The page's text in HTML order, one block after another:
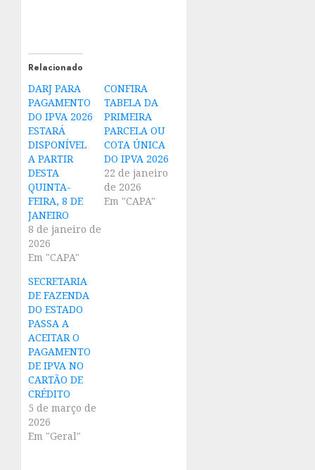
Relacionado
DARJ PARA
PAGAMENTO
DO IPVA 2026
ESTARÁ
DISPONÍVEL
A PARTIR
DESTA
QUINTA-
FEIRA, 8 DE
JANEIRO
8 de janeiro de
2026
Em "CAPA"
CONFIRA
TABELA DA
PRIMEIRA
PARCELA OU
COTA ÚNICA
DO IPVA 2026
22 de janeiro
de 2026
Em "CAPA"
SECRETARIA
DE FAZENDA
DO ESTADO
PASSA A
ACEITAR O
PAGAMENTO
DE IPVA NO
CARTÃO DE
CRÉDITO
5 de março de
2026
Em "Geral"